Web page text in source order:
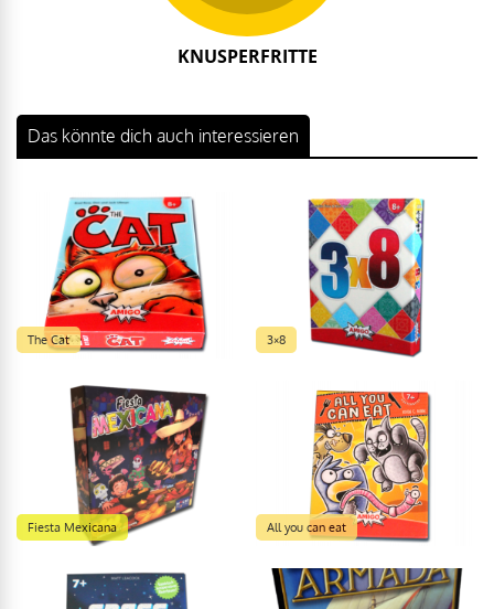
KNUSPERFRITTE
Das könnte dich auch interessieren
The Cat 3×8
Fiesta Mexicana All you can eat